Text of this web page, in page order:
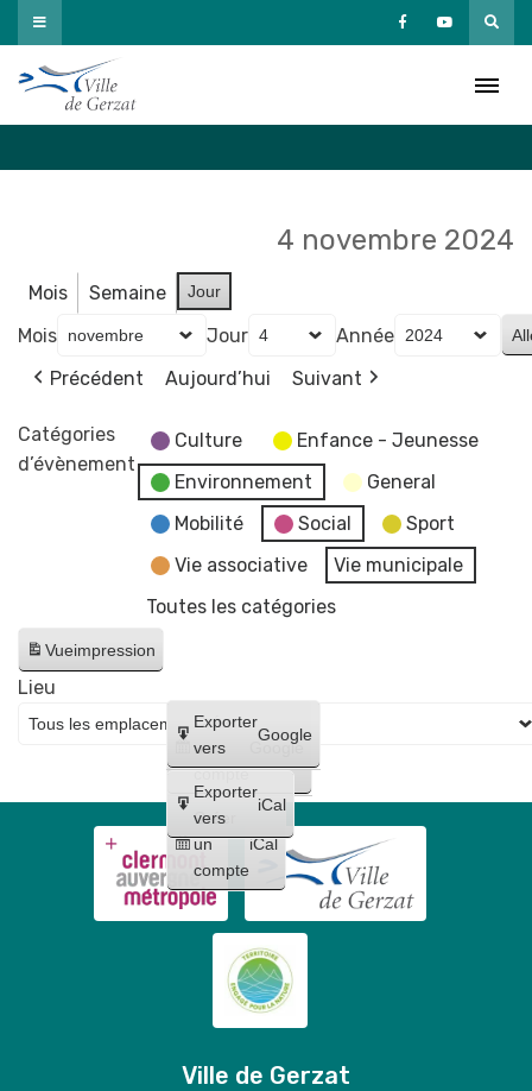
Passer
au
contenu
4 novembre 2024
Mois Semaine Jour
Mois Jour
Année
Précédent
Aujourd’hui Suivant
Catégories
d’évènement
Culture
Enfance - Jeunesse
Environnement
General
Mobilité
Social
Sport
Vie associative
Vie municipale
Toutes les catégories
Vueimpression
Créer
un
compte
Google
Créer
un
compte
iCal
Exporter
vers
Google
Exporter
vers
iCal
Lieu
Ville de Gerzat